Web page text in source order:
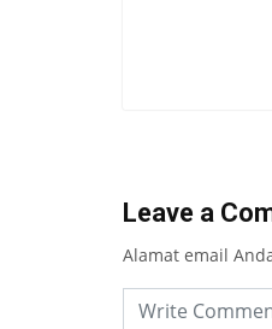
Leave a
Alamat email